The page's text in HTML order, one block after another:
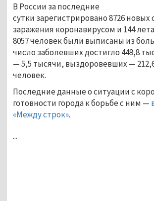
В России за последние
сутки зарегистрировано 8726 новых
заражения коронавирусом и 144
8057 человек были выписаны из
число заболевших достигло 449,8
— 5,5 тысячи, выздоровевших —
человек.
Последние данные о ситуации с
готовности города к борьбе с ним —
«Между строк».
...